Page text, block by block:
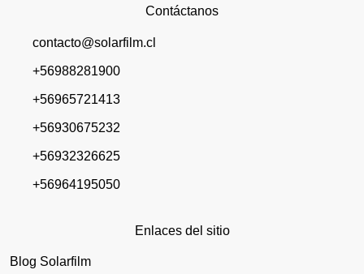
Contáctanos
contacto@solarfilm.cl
+56988281900
+56965721413
+56930675232
+56932326625
+56964195050
Enlaces del sitio
Blog Solarfilm